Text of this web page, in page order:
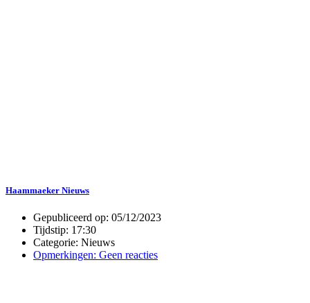
Haammaeker Nieuws
Gepubliceerd op: 05/12/2023
Tijdstip: 17:30
Categorie: Nieuws
Opmerkingen: Geen reacties